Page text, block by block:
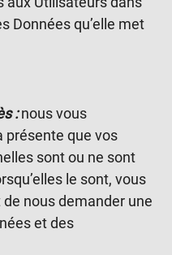
Données qu’elle met
:nous vous
présente que vos
sont ou ne sont
le sont, vous
nous demander une
et des